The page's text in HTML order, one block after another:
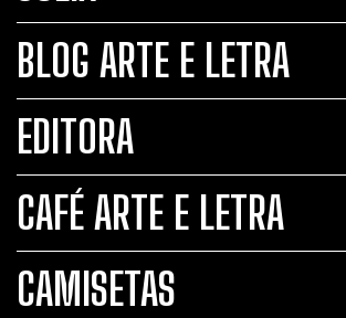
BLOG ARTE E LETRA
EDITORA
CAFÉ ARTE E LETRA
CAMISETAS